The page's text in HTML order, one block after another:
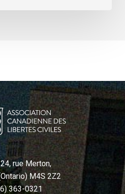
rue Merton,
M4S 2Z2
363-0321